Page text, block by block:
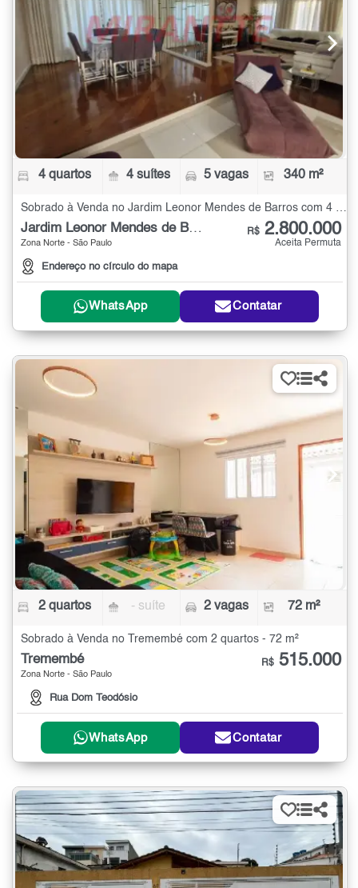
4 quartos 4 suítes 5 vagas 340 m²
Jardim Leonor Mendes de Barros
Zona Norte - São Paulo
Endereço no círculo do mapa
R$ 2.800.000
Aceita Permuta
WhatsApp Contatar
2 quartos - suíte 2 vagas 72 m²
Sobrado à Venda no Tremembé com 2 quartos - 72 m²
Tremembé
Zona Norte - São Paulo
Rua Dom Teodósio
R$ 515.000
WhatsApp Contatar